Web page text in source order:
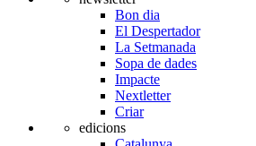
Bon dia
El Despertador
La Setmanada
Sopa de dades
Impacte
Nextletter
Criar
edicions